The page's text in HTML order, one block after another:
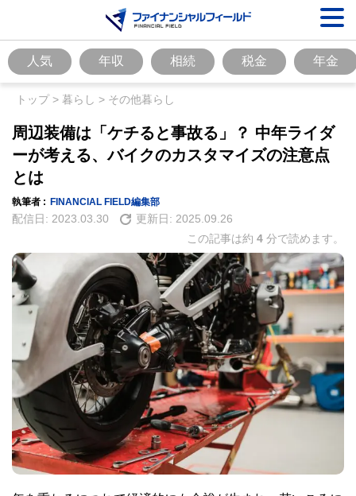
人気 年収 相続 税金 年金
トップ> 暮らし > その他暮らし
周辺装備は「ケチると事故る」？ 中年ライダ
ーが考える、バイクのカスタマイズの注意点
とは
執筆者 : FINANCIAL FIELD編集部
配信日: 2023.03.30 更新日: 2025.09.26
この記事は約 4 分で読めます。